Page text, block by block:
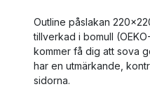
Outline påslakan
tillverkad i bomull
kommer få dig att sova
har en utmärkande,
sidorna.